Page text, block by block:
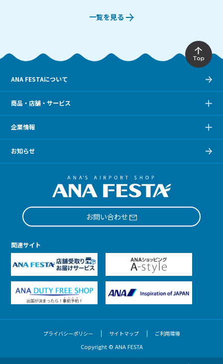
一覧を見る
Top
ANA FESTAについて
商品・店舗・サービス
企業情報
お知らせ
お問い合わせ
関連サイト
プライバシーポリシー サイトマップ ご利用環境
Copyright © ANA FESTA